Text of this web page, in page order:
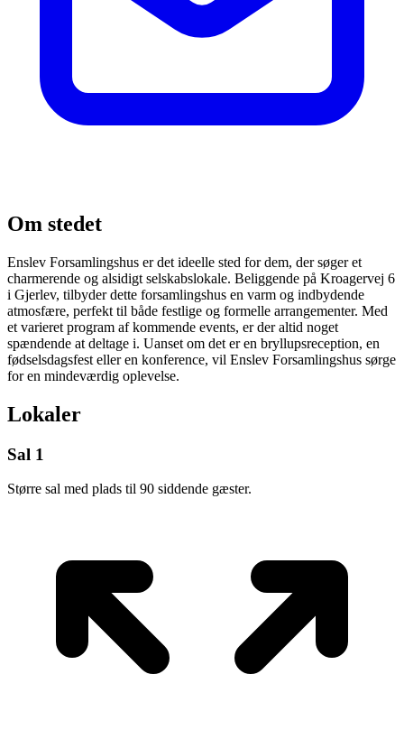
Om stedet
Enslev Forsamlingshus er det ideelle sted for dem, der søger et
charmerende og alsidigt selskabslokale. Beliggende på Kroagervej 6
i Gjerlev, tilbyder dette forsamlingshus en varm og indbydende
atmosfære, perfekt til både festlige og formelle arrangementer. Med
et varieret program af kommende events, er der altid noget
spændende at deltage i. Uanset om det er en bryllupsreception, en
fødselsdagsfest eller en konference, vil Enslev Forsamlingshus sørge
for en mindeværdig oplevelse.
Lokaler
Sal 1
Større sal med plads til 90 siddende gæster.